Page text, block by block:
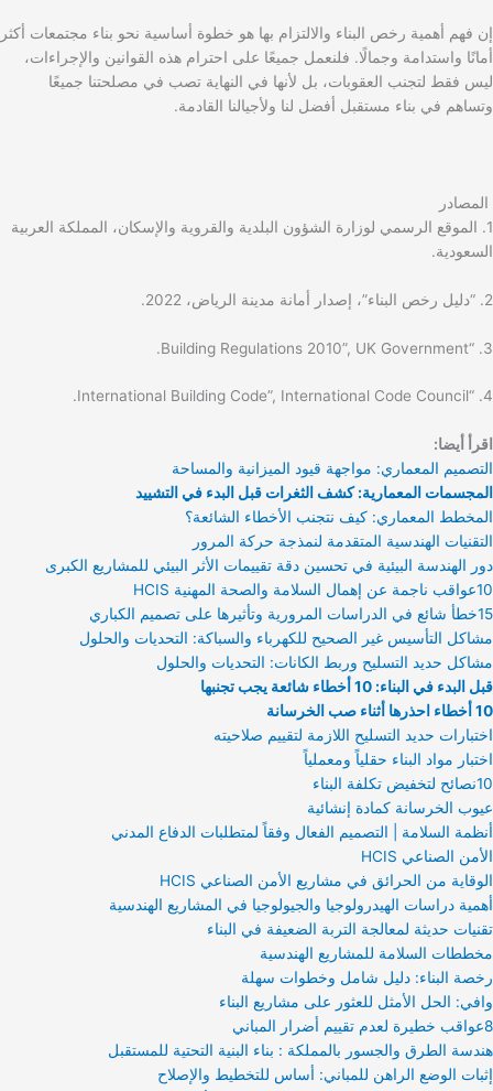
إن فهم أهمية رخص البناء والالتزام بها هو خطوة أساسية نحو بناء مجتمعات أكثر
أمانًا واستدامة وجمالًا. فلنعمل جميعًا على احترام هذه القوانين والإجراءات،
ليس فقط لتجنب العقوبات، بل لأنها في النهاية تصب في مصلحتنا جميعًا
وتساهم في بناء مستقبل أفضل لنا ولأجيالنا القادمة.
المصادر
1. الموقع الرسمي لوزارة الشؤون البلدية والقروية والإسكان، المملكة العربية
السعودية.
2. “دليل رخص البناء”، إصدار أمانة مدينة الرياض، 2022.
3. “Building Regulations 2010”, UK Government.
4. “International Building Code”, International Code Council.
اقرأ أيضا:
التصميم المعماري: مواجهة قيود الميزانية والمساحة
المجسمات المعمارية: كشف الثغرات قبل البدء في التشييد
المخطط المعماري: كيف نتجنب الأخطاء الشائعة؟
التقنيات الهندسية المتقدمة لنمذجة حركة المرور
دور الهندسة البيئية في تحسين دقة تقييمات الأثر البيئي للمشاريع الكبرى
10عواقب ناجمة عن إهمال السلامة والصحة المهنية HCIS
15خطأ شائع في الدراسات المرورية وتأثيرها على تصميم الكباري
مشاكل التأسيس غير الصحيح للكهرباء والسباكة: التحديات والحلول
مشاكل حديد التسليح وربط الكانات: التحديات والحلول
قبل البدء في البناء: 10 أخطاء شائعة يجب تجنبها
10 أخطاء احذرها أثناء صب الخرسانة
اختبارات حديد التسليح اللازمة لتقييم صلاحيته
اختبار مواد البناء حقلياً ومعملياً
10نصائح لتخفيض تكلفة البناء
عيوب الخرسانة كمادة إنشائية
أنظمة السلامة | التصميم الفعال وفقاً لمتطلبات الدفاع المدني
الأمن الصناعي HCIS
الوقاية من الحرائق في مشاريع الأمن الصناعي HCIS
أهمية دراسات الهيدرولوجيا والجيولوجيا في المشاريع الهندسية
تقنيات حديثة لمعالجة التربة الضعيفة في البناء
مخططات السلامة للمشاريع الهندسية
رخصة البناء: دليل شامل وخطوات سهلة
وافي: الحل الأمثل للعثور على مشاريع البناء
8عواقب خطيرة لعدم تقييم أضرار المباني
هندسة الطرق والجسور بالمملكة : بناء البنية التحتية للمستقبل
إثبات الوضع الراهن للمباني: أساس للتخطيط والإصلاح